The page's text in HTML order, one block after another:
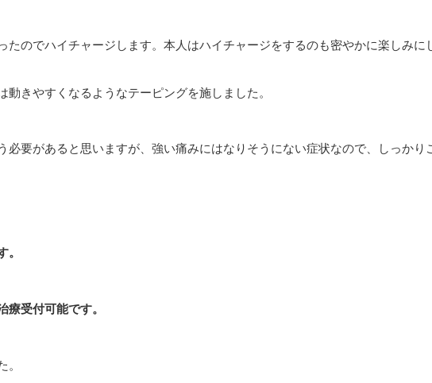
たのでハイチャージします。本人はハイチャージをするのも密やかに楽しみに
きやすくなるようなテーピングを施しました。
要があると思いますが、強い痛みにはなりそうにない症状なので、しっかり
療受付可能です。